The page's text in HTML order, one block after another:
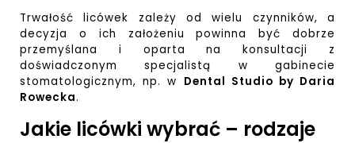
Trwałość licówek zależy od wielu czynników, a
decyzja o ich założeniu powinna być dobrze
przemyślana i oparta na konsultacji z
doświadczonym specjalistą w gabinecie
stomatologicznym, np. w Dental Studio by Daria
Rowecka.
Jakie licówki wybrać – rodzaje